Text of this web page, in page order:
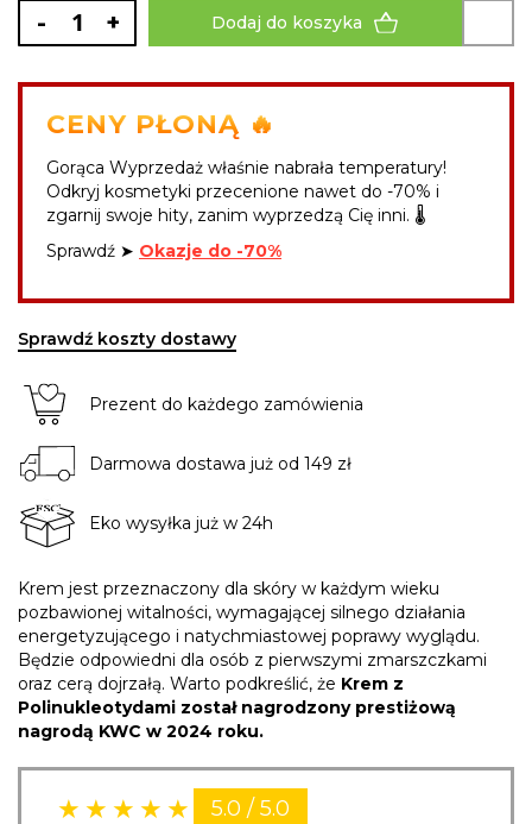
- + Dodaj do koszyka
CENY PŁONĄ 🔥
Gorąca Wyprzedaż właśnie nabrała temperatury!
Odkryj kosmetyki przecenione nawet do -70% i
zgarnij swoje hity, zanim wyprzedzą Cię inni. 🌡️
Sprawdź ➤ Okazje do -70%
Sprawdź koszty dostawy
Prezent do każdego zamówienia
Darmowa dostawa już od 149 zł
Eko wysyłka już w 24h
Krem jest przeznaczony dla skóry w każdym wieku
pozbawionej witalności, wymagającej silnego działania
energetyzującego i natychmiastowej poprawy wyglądu.
Będzie odpowiedni dla osób z pierwszymi zmarszczkami
oraz cerą dojrzałą. Warto podkreślić, że Krem z
Polinukleotydami został nagrodzony prestiżową
nagrodą KWC w 2024 roku.
5.0 / 5.0